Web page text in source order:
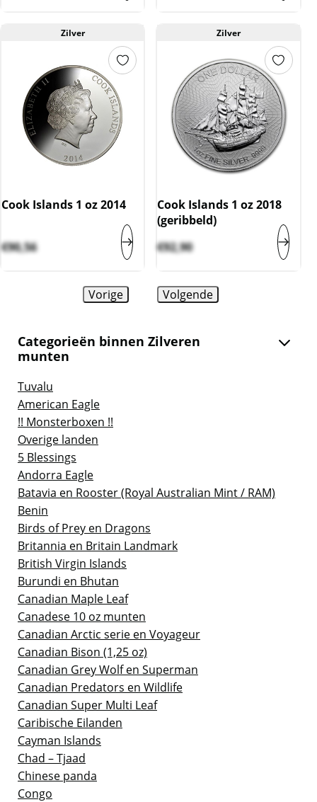
Zilver
Cook Islands 1 oz 2014
€90,56
Zilver
Cook Islands 1 oz 2018
(geribbeld)
€92,90
Vorige Volgende
Categorieën binnen Zilveren
munten
Tuvalu
American Eagle
!! Monsterboxen !!
Overige landen
5 Blessings
Andorra Eagle
Batavia en Rooster (Royal Australian Mint / RAM)
Benin
Birds of Prey en Dragons
Britannia en Britain Landmark
British Virgin Islands
Burundi en Bhutan
Canadian Maple Leaf
Canadese 10 oz munten
Canadian Arctic serie en Voyageur
Canadian Bison (1,25 oz)
Canadian Grey Wolf en Superman
Canadian Predators en Wildlife
Canadian Super Multi Leaf
Caribische Eilanden
Cayman Islands
Chad – Tjaad
Chinese panda
Congo